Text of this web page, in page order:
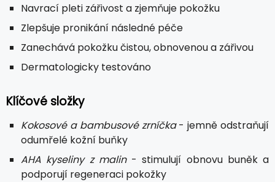
Navrací pleti zářivost a zjemňuje pokožku
Zlepšuje pronikání následné péče
Zanechává pokožku čistou, obnovenou a zářivou
Dermatologicky testováno
Klíčové složky
Kokosové a bambusové zrníčka- jemně odstraňují
odumřelé kožní buňky
AHA kyseliny z malin- stimulují obnovu buněk a
podporují regeneraci pokožky